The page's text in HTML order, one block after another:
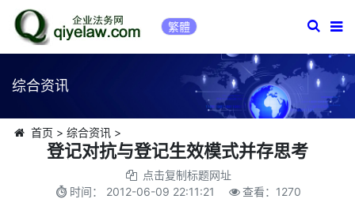
繁體
综合资讯
首页 > 综合资讯>
登记对抗与登记生效模式并存思考
点击复制标题网址
时间： 2012-06-09 22:11:21 查看： 1270